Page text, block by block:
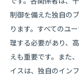
制御を備えた独自の
ります。すべてのユ
理する必要があり、
えも重要です。また
イスは、独自のイン